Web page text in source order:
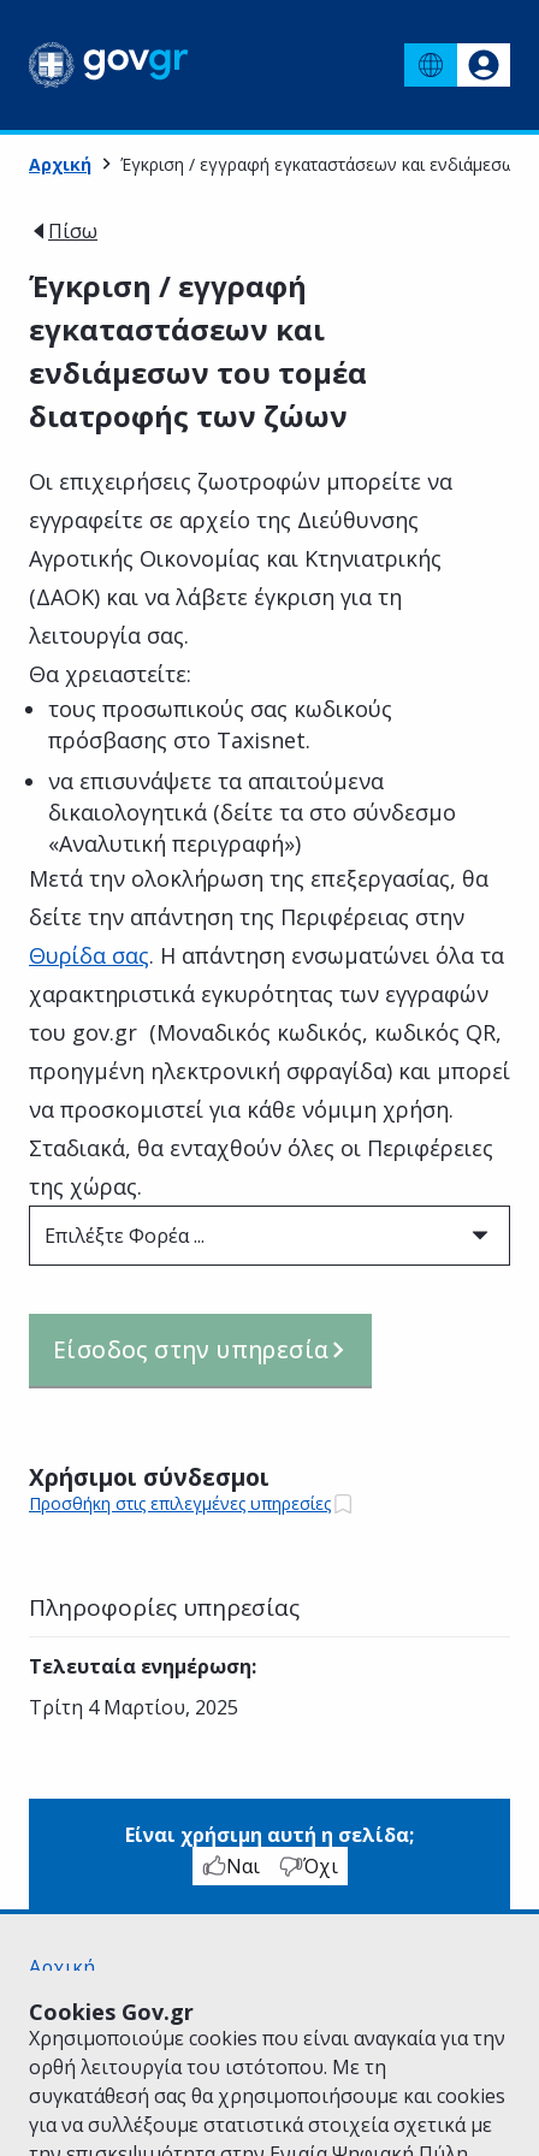
Cookies Gov.gr
Χρησιμοποιούμε cookies που είναι αναγκαία για την
ορθή λειτουργία του ιστότοπου. Με τη
συγκατάθεσή σας θα χρησιμοποιήσουμε και cookies
για να συλλέξουμε στατιστικά στοιχεία σχετικά με
Αρχική Έγκριση / εγγραφή εγκαταστάσεων και ενδιάμεσων
Πίσω
Έγκριση / εγγραφή
εγκαταστάσεων και
ενδιάμεσων του τομέα
διατροφής των ζώων
Οι επιχειρήσεις ζωοτροφών μπορείτε να
εγγραφείτε σε αρχείο της Διεύθυνσης
Αγροτικής Οικονομίας και Κτηνιατρικής
(ΔΑΟΚ) και να λάβετε έγκριση για τη
λειτουργία σας.
Θα χρειαστείτε:
τους προσωπικούς σας κωδικούς
πρόσβασης στο Taxisnet.
να επισυνάψετε τα απαιτούμενα
δικαιολογητικά (δείτε τα στο σύνδεσμο
«Αναλυτική περιγραφή»)
Μετά την ολοκλήρωση της επεξεργασίας, θα
δείτε την απάντηση της Περιφέρειας στην
Θυρίδα σας. Η απάντηση ενσωματώνει όλα τα
χαρακτηριστικά εγκυρότητας των εγγραφών
του gov.gr (Μοναδικός κωδικός, κωδικός QR,
προηγμένη ηλεκτρονική σφραγίδα) και μπορεί
να προσκομιστεί για κάθε νόμιμη χρήση.
Σταδιακά, θα ενταχθούν όλες οι Περιφέρειες
της χώρας.
Επιλέξτε Φορέα ...
Είσοδος στην υπηρεσία
Χρήσιμοι σύνδεσμοι
Προσθήκη στις επιλεγμένες υπηρεσίες
Πληροφορίες υπηρεσίας
Τελευταία ενημέρωση:
Τρίτη 4 Μαρτίου, 2025
Είναι χρήσιμη αυτή η σελίδα;
Ναι
Όχι
Αρχική
Όροι Χρήσης
Πολιτική Απορρήτου
Δήλωση προσβασιμότητας
Πολιτική cookies
Προτάσεις για το gov.gr